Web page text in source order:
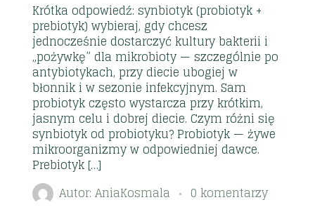
Krótka odpowiedź: synbiotyk (probiotyk +
prebiotyk) wybieraj, gdy chcesz
jednocześnie dostarczyć kultury bakterii i
„pożywkę” dla mikrobioty — szczególnie po
antybiotykach, przy diecie ubogiej w
błonnik i w sezonie infekcyjnym. Sam
probiotyk często wystarcza przy krótkim,
jasnym celu i dobrej diecie. Czym różni się
synbiotyk od probiotyku? Probiotyk — żywe
mikroorganizmy w odpowiedniej dawce.
Prebiotyk […]
Autor:AniaKosmala 0 komentarzy